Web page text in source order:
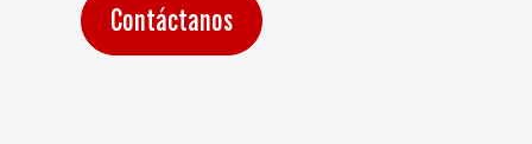
Contáctanos